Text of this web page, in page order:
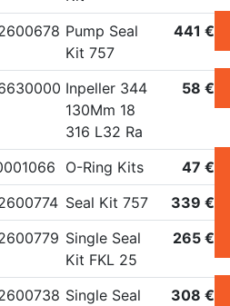
Pump Seal
Kit 757
441 €
Inpeller 344
130Mm 18
316 L32 Ra
58 €
O-Ring Kits
47 €
Seal Kit 757
339 €
Single Seal
Kit FKL 25
265 €
Single Seal
308 €